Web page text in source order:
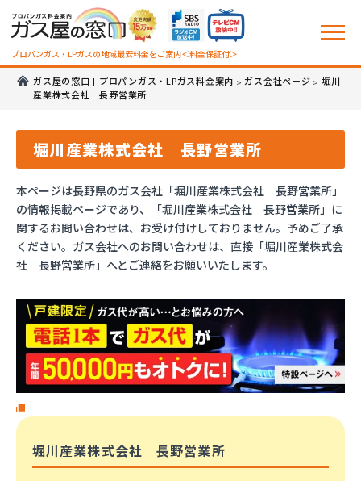
プロパンガス・LPガスの地域最安料金をご案内＜料金保証付＞
ガス屋の窓口 | プロパンガス・LPガス料金案内 >ガス会社ページ > 堀川
産業株式会社 長野営業所
堀川産業株式会社 長野営業所
本ページは長野県のガス会社「堀川産業株式会社 長野営業所」
の情報掲載ページであり、「堀川産業株式会社 長野営業所」に
関するお問い合わせは、お受け付けしておりません。予めご了承
ください。ガス会社へのお問い合わせは、直接「堀川産業株式会
社 長野営業所」へとご連絡をお願いいたします。
堀川産業株式会社 長野営業所